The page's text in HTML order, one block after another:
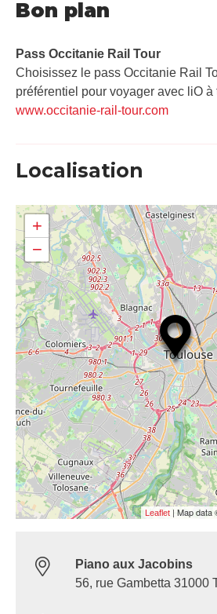
Bon plan
Pass Occitanie Rail Tour​
Choisissez le pass Occitanie Rail
préférentiel pour voyager avec liO à
www.occitanie-rail-tour.com
Localisation
+
−
Leaflet | Map data
Piano aux Jacobins
56, rue Gambetta 31000